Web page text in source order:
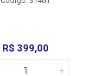
R$ 399,00